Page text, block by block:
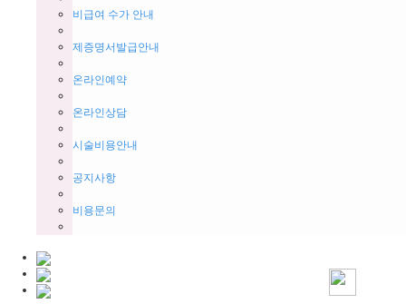
비급여 수가 안내
제증명서발급안내
온라인예약
온라인상담
시술비용안내
공지사항
비용문의